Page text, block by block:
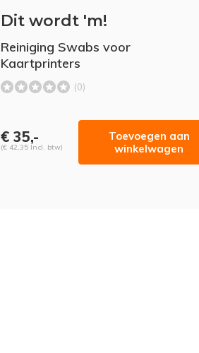
Dit wordt 'm!
Reiniging Swabs voor
Kaartprinters
(0)
€ 35,-
(€ 42,35 Incl. btw)
Toevoegen aan
winkelwagen